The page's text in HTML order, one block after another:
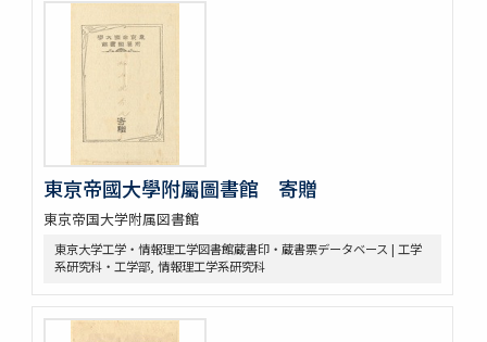
東亰帝國大學附屬圖書館 寄贈
東京帝国大学附属図書館
東京大学工学・情報理工学図書館蔵書印・蔵書票データベース | 工学
系研究科・工学部, 情報理工学系研究科